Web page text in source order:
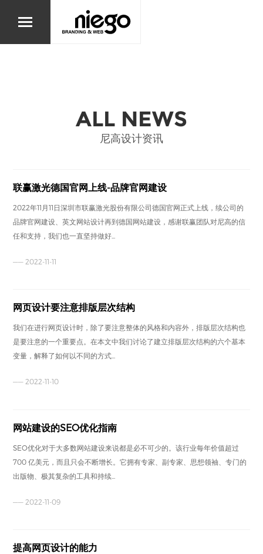
ALL NEWS
尼高设计资讯
联赢激光德国官网上线-品牌官网建设
2022年11月11日深圳市联赢激光股份有限公司德国官网正式上线，续公司的
品牌官网建设、英文网站设计再到德国网站建设，感谢联赢团队对尼高的信
任和支持，我们也一直坚持做好...
—— 2022-11-11
网页设计要注意排版层次结构
我们在进行网页设计时，除了要注意整体的风格和内容外，排版层次结构也
是要注意的一个重要点。在本文中我们讨论了建立排版层次结构的六个基本
变量，解释了如何以不同的方式...
—— 2022-11-10
网站建设的SEO优化指南
SEO优化对于大多数网站建设来说都是必不可少的。该行业每年价值超过
700 亿美元，而且只会不断增长。它拥有专家、副专家、思想领袖、专门的
出版物、极其复杂的工具和持续...
—— 2022-11-09
提高网页设计的能力